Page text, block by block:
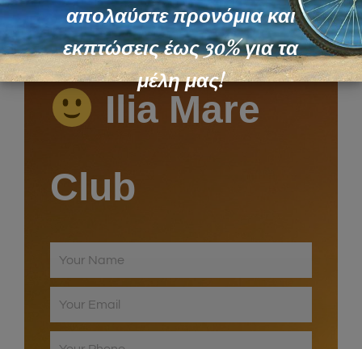
Ilia Mare
Club
απολαύστε προνόμια και
εκπτώσεις έως 30% για τα
μέλη μας!